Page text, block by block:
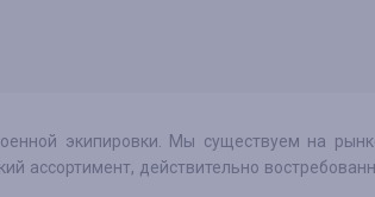
экипировки. Мы существуем на
ассортимент, действительно